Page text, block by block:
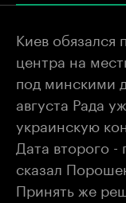
Киев обязался
центра на
под минскими
августа Рада
украинскую
Дата второго -
сказал
Принять же